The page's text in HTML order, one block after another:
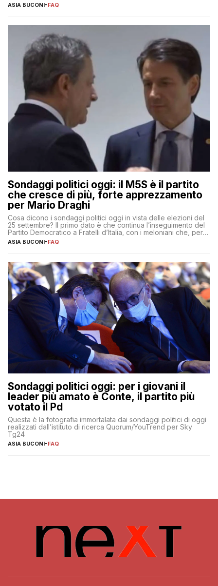
ASIA BUCONI-FAQ
Sondaggi politici oggi: il M5S è il partito
che cresce di più, forte apprezzamento
per Mario Draghi
Cosa dicono i sondaggi politici oggi in vista delle elezioni del
25 settembre? Il primo dato è che continua l’inseguimento del
Partito Democratico a Fratelli d’Italia, con i meloniani che, però,
sembrano accumulare sempre più distacco affermandosi come
primo partito con il 24% (+0,7% rispetto a fine luglio), un
ASIA BUCONI-FAQ
Sondaggi politici oggi: per i giovani il
leader più amato è Conte, il partito più
votato il Pd
Questa è la fotografia immortalata dai sondaggi politici di oggi
realizzati dall’istituto di ricerca Quorum/YouTrend per Sky
Tg24
ASIA BUCONI-FAQ